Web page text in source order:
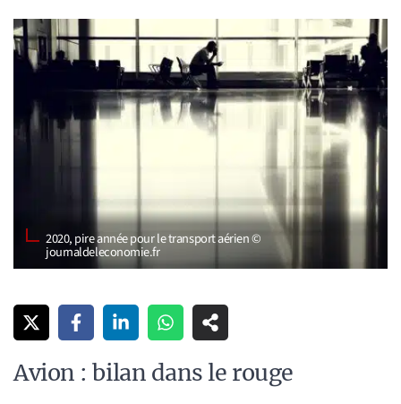
2020, pire année pour le transport aérien ©
journaldeleconomie.fr
Avion : bilan dans le rouge